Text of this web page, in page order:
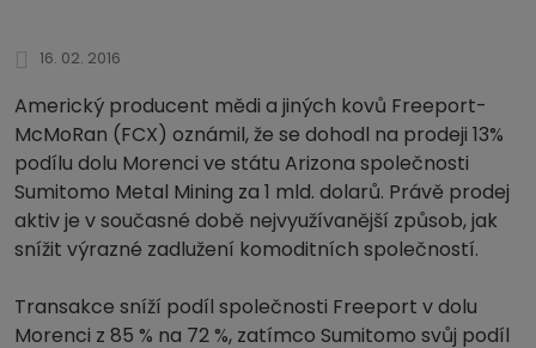
16. 02. 2016
Americký producent mědi a jiných kovů Freeport-
McMoRan (FCX) oznámil, že se dohodl na prodeji 13%
podílu dolu Morenci ve státu Arizona společnosti
Sumitomo Metal Mining za 1 mld. dolarů. Právě prodej
aktiv je v současné době nejvyužívanější způsob, jak
snížit výrazné zadlužení komoditních společností.
Transakce sníží podíl společnosti Freeport v dolu
Morenci z 85 % na 72 %, zatímco Sumitomo svůj podíl